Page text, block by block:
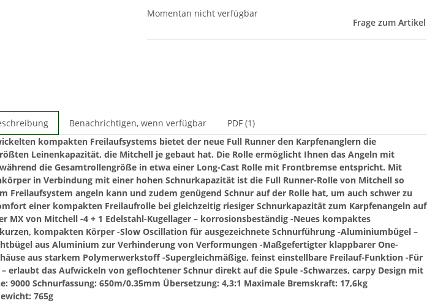
Momentan nicht verfügbar
Frage zum Artikel
Benachrichtigen, wenn verfügbar
PDF (1)
kompakten Freilaufsystems bietet der neue Full Runner den Karpfenanglern die
Leinenkapazität, die Mitchell je gebaut hat. Die Rolle ermöglicht Ihnen das Angeln mit
die Gesamtrollengröße in etwa einer Long-Cast Rolle mit Frontbremse entspricht. Mit
in Verbindung mit einer hohen Schnurkapazität ist die Full Runner-Rolle von Mitchell so
Freilaufsystem angeln kann und zudem genügend Schnur auf der Rolle hat, um auch schwer zu
einer kompakten Freilaufrolle bei gleichzeitig riesiger Schnurkapazität zum Karpfenangeln auf
MX von Mitchell -4 + 1 Edelstahl-Kugellager – korrosionsbeständig -Neues kompaktes
kompakten Körper -Slow Oscillation für ausgezeichnete Schnurführung -Aluminiumbügel –
aus Aluminium zur Verhinderung von Verformungen -Maßgefertigter klappbarer One-
aus starkem Polymerwerkstoff -Supergleichmäßige, feinst einstellbare Freilauf-Funktion -Für
erlaubt das Aufwickeln von geflochtener Schnur direkt auf die Spule -Schwarzes, carpy Design mit
9000 Schnurfassung: 650m/0.35mm Übersetzung: 4,3:1 Maximale Bremskraft: 17,6kg
765g